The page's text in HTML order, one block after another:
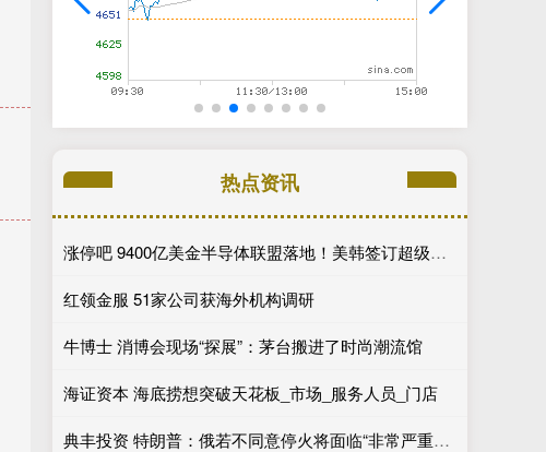
热点资讯
涨停吧 9400亿美金半导体联盟落地！美韩签订超级合作框架，全球AI产业链迎来格局重写
红领金服 51家公司获海外机构调研
牛博士 消博会现场“探展”：茅台搬进了时尚潮流馆
海证资本 海底捞想突破天花板_市场_服务人员_门店
典丰投资 特朗普：俄若不同意停火将面临“非常严重后果”